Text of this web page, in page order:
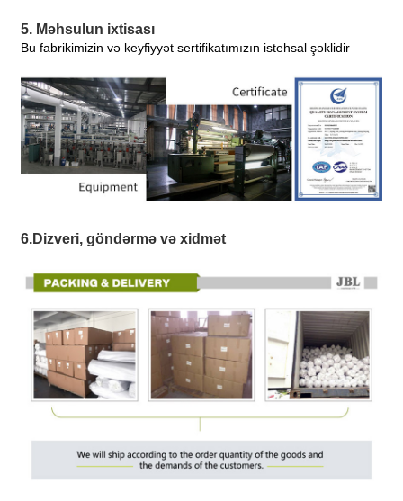
5. Məhsulun ixtisası
Bu fabrikimizin və keyfiyyət sertifikatımızın istehsal şəklidir
6.Dizveri, göndərmə və xidmət